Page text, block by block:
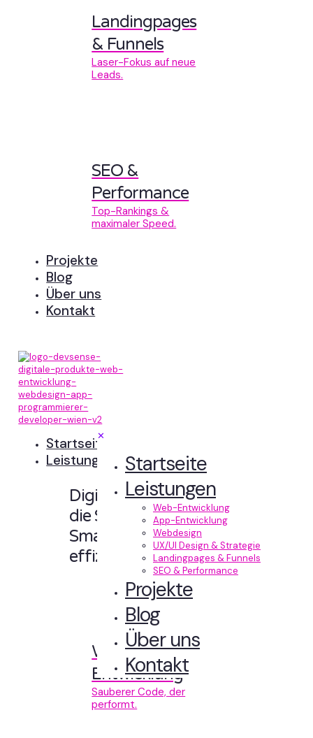
Landingpages
& Funnels
Laser-Fokus auf neue
Leads.
SEO &
Performance
Top-Rankings &
maximaler Speed.
Projekte
Blog
Über uns
Kontakt
✕
Startseite
Leistungen
Web-Entwicklung
App-Entwicklung
Webdesign
UX/UI Design & Strategie
Landingpages & Funnels
SEO & Performance
Projekte
Blog
Über uns
Kontakt
Startseite
Leistungen
Digitale Erlebnisse,
die Sinn machen.
Smart designt und
effizient entwickelt.
Web-
Entwicklung
Sauberer Code, der
performt.